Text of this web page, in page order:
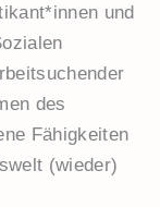
und
des
Fähigkeiten
(wieder)